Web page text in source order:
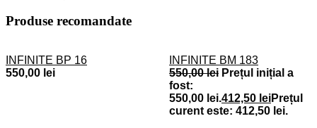
Produse recomandate
INFINITE BP 16
550,00 lei
INFINITE BM 183
550,00lei Prețul inițial a
fost:
550,00 lei.412,50 leiPrețul
curent este: 412,50 lei.